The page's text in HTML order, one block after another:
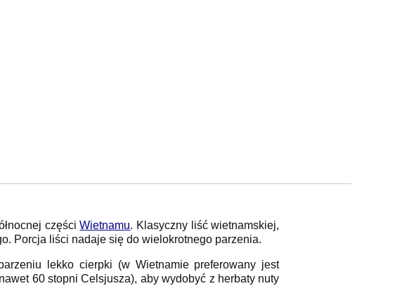
częściWietnamu. Klasyczny liść wietnamskiej,
Porcja liści nadaje się do wielokrotnego parzenia.
lekko cierpki (w Wietnamie preferowany jest
60 stopni Celsjusza), aby wydobyć z herbaty nuty